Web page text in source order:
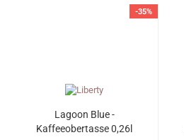
-35%
Lagoon Blue -
Kaffeeobertasse 0,26l